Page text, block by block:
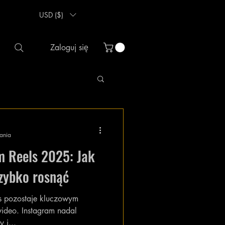
USD ($)
Zaloguj się
Reels 2025: Jak
rosnąć
kluczowym
Instagram nadal
i...